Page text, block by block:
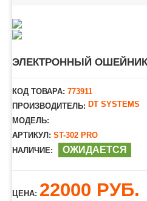
ЭЛЕКТРОННЫЙ ОШЕЙНИК
КОД ТОВАРА: 773911
ПРОИЗВОДИТЕЛЬ: DT SYSTEMS
МОДЕЛЬ:
АРТИКУЛ: ST-302 PRO
НАЛИЧИЕ:
ОЖИДАЕТСЯ
ЦЕНА: 22000 РУБ.